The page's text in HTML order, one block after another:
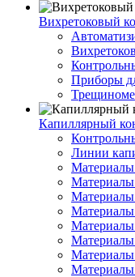
Вихретоковый
Приборы
Капиллярный
Линии